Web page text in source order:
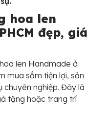
hoa len
đẹp, giá
len Handmade ở
mua sắm tiện lợi, sản
chuyên nghiệp. Đây là
tặng hoặc trang trí